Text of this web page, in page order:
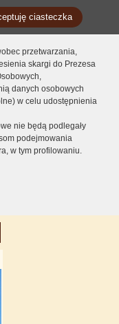
ciasteczka
przetwarzania,
skargi do Prezesa
danych osobowych
w celu udostępnienia
nie będą podlegały
podejmowania
w tym profilowaniu.